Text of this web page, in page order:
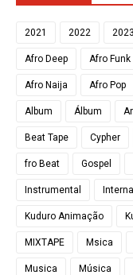
2021 2022 2023
Afro Deep Afro Funk
Afro Naija Afro Pop
Album Álbum
Beat Tape Cypher
fro Beat Gospel
Instrumental
Kuduro Animação
MIXTAPE Msica
Musica Música